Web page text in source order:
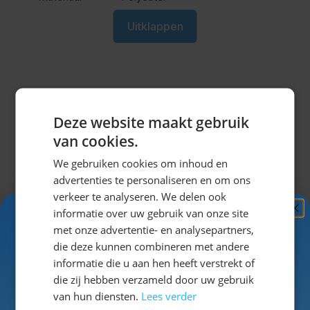
Uitklappen
Misschien vind je dit ook leuk?
Deze website maakt gebruik
van cookies.
We gebruiken cookies om inhoud en
advertenties te personaliseren en om ons
verkeer te analyseren. We delen ook
informatie over uw gebruik van onze site
met onze advertentie- en analysepartners,
die deze kunnen combineren met andere
informatie die u aan hen heeft verstrekt of
die zij hebben verzameld door uw gebruik
van hun diensten. Lees verder
Ontvang5%
KORTING!
Schrijf je nuin voor de nieuwsbrief en ontvang toegang
tot exclusieve kortingen!